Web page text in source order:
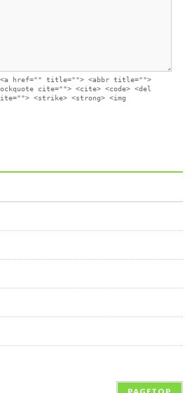
<a href="" title=""> <abbr title="">
cite=""> <cite> <code> <del
<strike> <strong> <img